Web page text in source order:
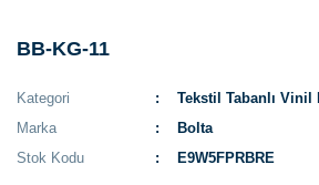
BB-KG-11
Kategori
Tekstil Tabanlı Vinil
Marka
Bolta
Stok Kodu
E9W5FPRBRE